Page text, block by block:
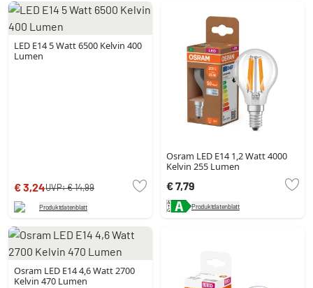
LED E14 5 Watt 6500 Kelvin 400
Lumen
€ 3,24UVP:€ 14,99
Produktdatenblatt
Osram LED E14 1,2 Watt 4000
Kelvin 255 Lumen
€ 7,79
Produktdatenblatt
Osram LED E14 4,6 Watt 2700
Kelvin 470 Lumen